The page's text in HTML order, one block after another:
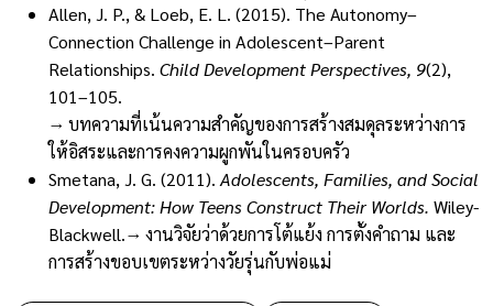
Allen, J. P., & Loeb, E. L. (2015). The Autonomy–
Connection Challenge in Adolescent–Parent
Relationships. Child Development Perspectives, 9(2),
101–105.
→ บทความที่เน้นความสำคัญของการสร้างสมดุลระหว่างการ
ให้อิสระและการคงความผูกพันในครอบครัว
Smetana, J. G. (2011). Adolescents, Families, and Social
Development: How Teens Construct Their Worlds. Wiley-
Blackwell.→ งานวิจัยว่าด้วยการโต้แย้ง การตั้งคำถาม และ
การสร้างขอบเขตระหว่างวัยรุ่นกับพ่อแม่